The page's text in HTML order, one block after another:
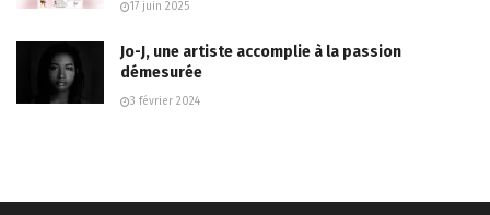
17 juin 2025
Jo-J, une artiste accomplie à la passion
démesurée
3 février 2024